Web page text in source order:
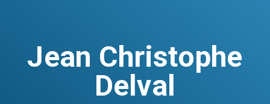
Jean Christophe
Delval